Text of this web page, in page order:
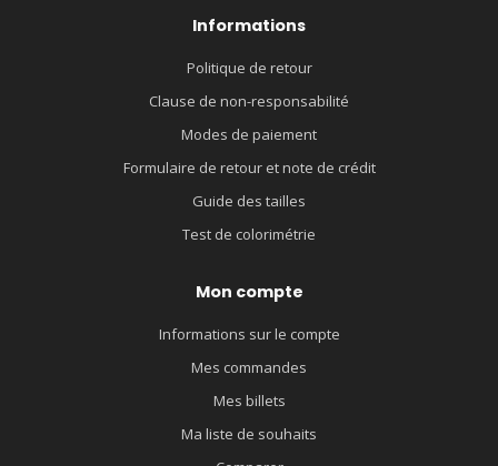
Informations
Politique de retour
Clause de non-responsabilité
Modes de paiement
Formulaire de retour et note de crédit
Guide des tailles
Test de colorimétrie
Mon compte
Informations sur le compte
Mes commandes
Mes billets
Ma liste de souhaits